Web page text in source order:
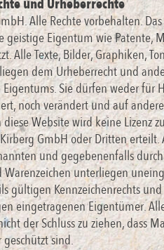
und Urheberrechte
Alle Rechte vorbehalten.
geistige Eigentum wie Patente,
Alle Texte, Bilder, Graphiken,
dem Urheberrecht und
Sie dürfen weder für
noch verändert und auf
Website wird keine Lizenz
GmbH oder Dritten
und gegebenenfalls
unterliegen
gültigen Kennzeichenrechts
eingetragenen Eigentümer.
der Schluss zu ziehen, dass
sind.